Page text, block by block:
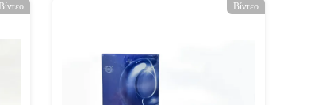
Βίντεο Βίντεο